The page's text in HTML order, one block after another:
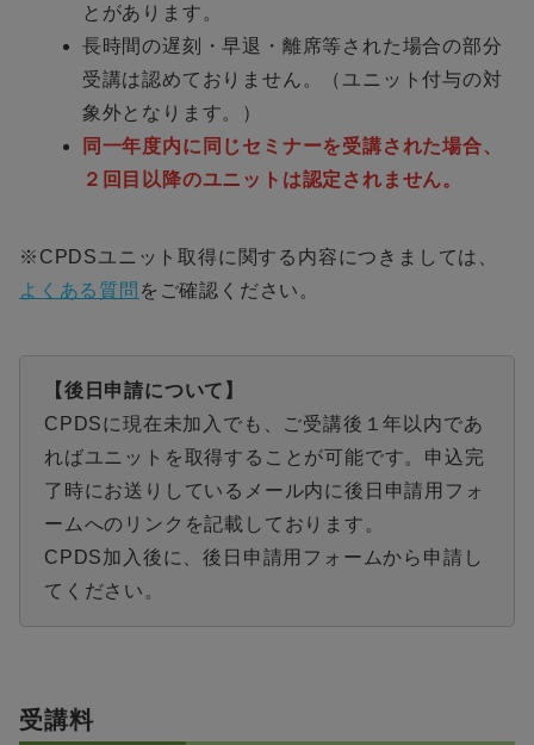
とがあります。
長時間の遅刻・早退・離席等された場合の部分
受講は認めておりません。 （ ユニット付与の対
象外となります。）
同一年度内に同じセミナーを受講された場合、
２回目以降のユニットは認定されません。
※CPDSユニット取得に関する内容につきましては、
よくある質問 をご確認ください。
【後日申請について】
CPDSに現在未加入でも、ご受講後１年以内であ
ればユニットを取得することが可能です。申込完
了時にお送りしているメール内に後日申請用フォ
ームへのリンクを記載しております。
CPDS加入後に、後日申請用フォームから申請し
てください。
受講料